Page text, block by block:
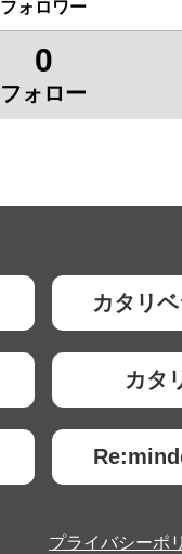
フォロワー
0
フォロー
カタリ
カタ
プライバシーポ